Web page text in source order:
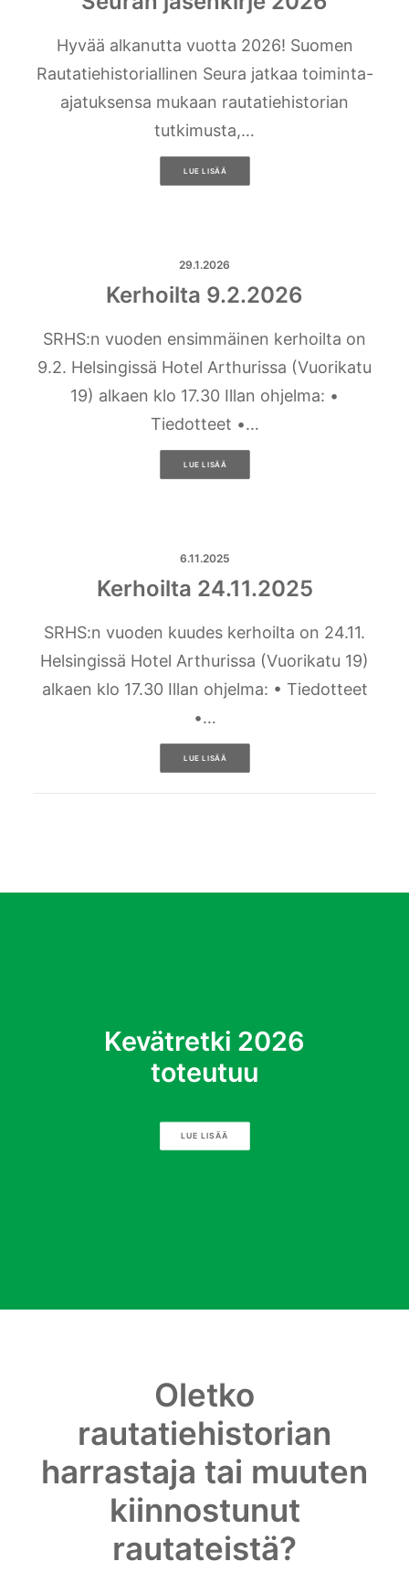
Hyvää alkanutta vuotta 2026! Suomen
Rautatiehistoriallinen Seura jatkaa toiminta-
ajatuksensa mukaan rautatiehistorian
tutkimusta,…
LUE LISÄÄ
29.1.2026
Kerhoilta 9.2.2026
SRHS:n vuoden ensimmäinen kerhoilta on
9.2. Helsingissä Hotel Arthurissa (Vuorikatu
19) alkaen klo 17.30 Illan ohjelma: •
Tiedotteet •…
LUE LISÄÄ
6.11.2025
Kerhoilta 24.11.2025
SRHS:n vuoden kuudes kerhoilta on 24.11.
Helsingissä Hotel Arthurissa (Vuorikatu 19)
alkaen klo 17.30 Illan ohjelma: • Tiedotteet
•…
LUE LISÄÄ
Kevätretki 2026
toteutuu
LUE LISÄÄ
Oletko
rautatiehistorian
harrastaja tai muuten
kiinnostunut
rautateistä?